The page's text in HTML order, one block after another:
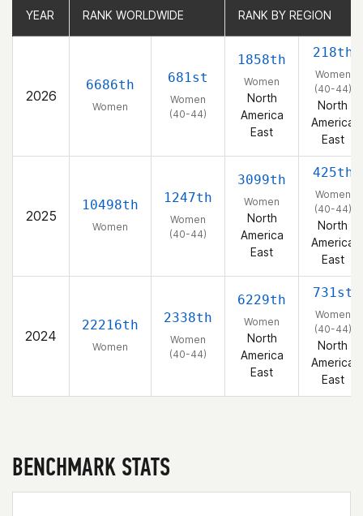
YEAR RANK WORLDWIDE RANK BY REGION
2026
6686th
Women
681st
Women
(40-44)
1858th
Women
North
America
East
218th
Women
(40-44)
North
America
East
2025
10498th
Women
1247th
Women
(40-44)
3099th
Women
North
America
East
425th
Women
(40-44)
North
America
East
2024
22216th
Women
2338th
Women
(40-44)
6229th
Women
North
America
East
731st
Women
(40-44)
North
America
East
YEAR RANK WORLDWIDE RANK BY REGION
BENCHMARK STATS